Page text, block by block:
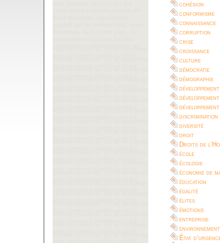
cohésion
conformisme
connaissance
corruption
crise
croissance
culture
démocratie
démographie
développement
discrimination
diversité
droit
Droits de
école
écologie
économie de
éducation
égalité
élites
émotions
entreprise
environnement
État